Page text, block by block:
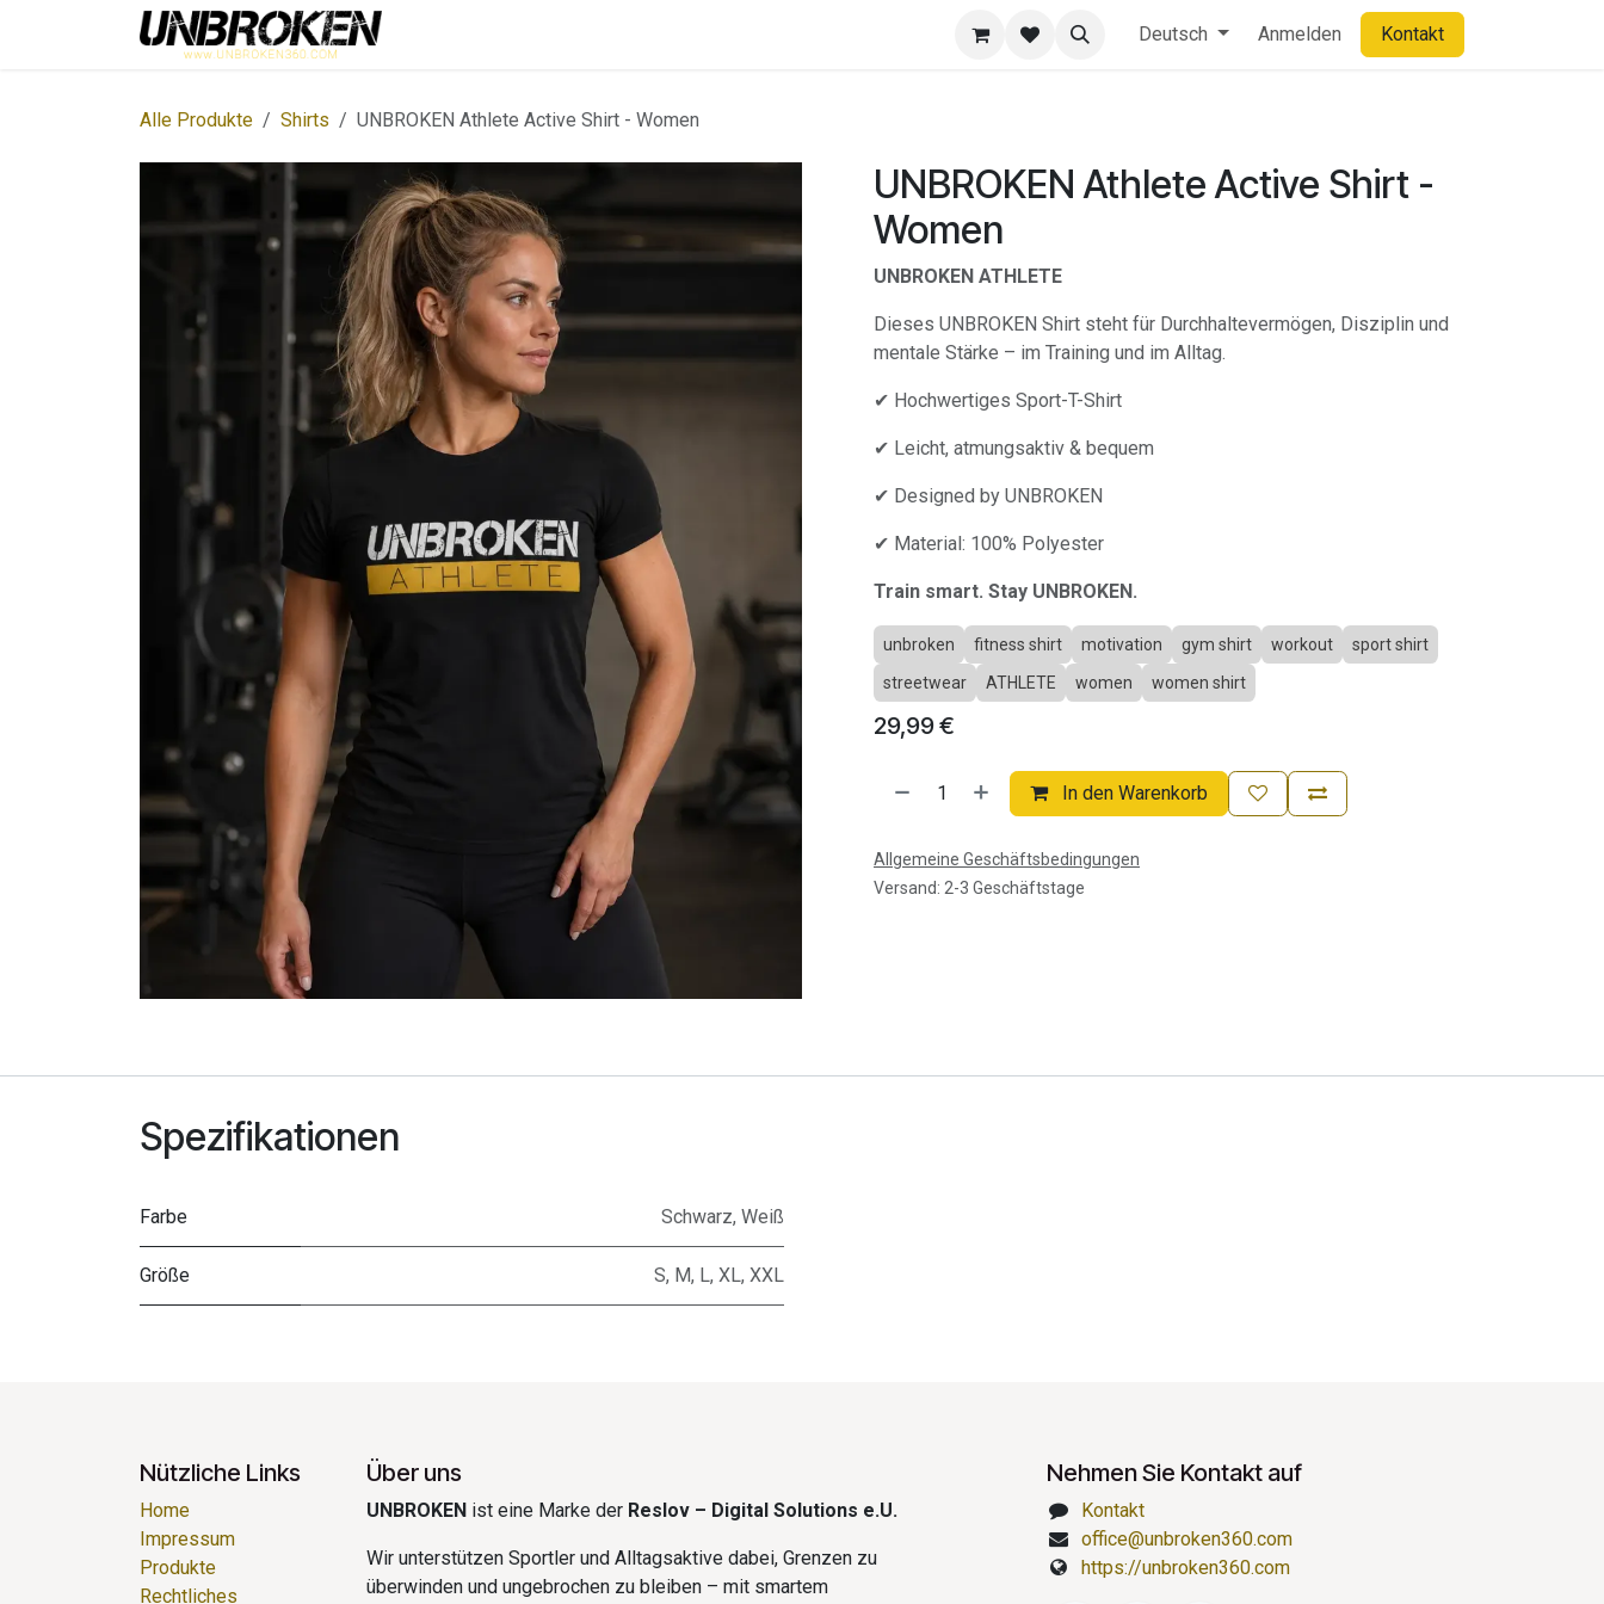
Zum Inhalt springen
Deutsch Anmelden Kontakt
Alle Produkte Shirts UNBROKEN Athlete Active Shirt - Women
UNBROKEN Athlete Active Shirt -
Women
UNBROKEN ATHLETE
Dieses UNBROKEN Shirt steht für Durchhaltevermögen, Disziplin und
mentale Stärke – im Training und im Alltag.
✔ Hochwertiges Sport-T-Shirt
✔ Leicht, atmungsaktiv & bequem
✔ Designed by UNBROKEN
✔ Material: 100% Polyester
Train smart. Stay UNBROKEN.
unbroken fitness shirt motivation gym shirt workout
sport shirt
streetwear
ATHLETE women women shirt
29,99€
In den Warenkorb
Allgemeine Geschäftsbedingungen
Versand: 2-3 Geschäftstage
Spezifikationen
Farbe Schwarz, Weiß
Größe S, M, L, XL, XXL
Nützliche Links
Home
Impressum
Produkte
Rechtliches
Über uns
UNBROKEN ist eine Marke der Reslov – Digital Solutions e.U.
Wir unterstützen Sportler und Alltagsaktive dabei, Grenzen zu
überwinden und ungebrochen zu bleiben – mit smartem
Nehmen Sie Kontakt auf
Kontakt
office@unbroken360.com
https://unbroken360.com